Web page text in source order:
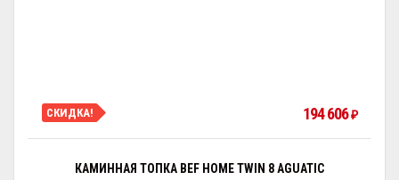
СКИДКА! 194 606₽
КАМИННАЯ ТОПКА BEF HOME TWIN 8 AGUATIC